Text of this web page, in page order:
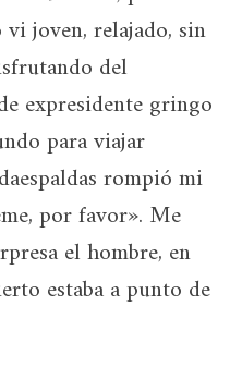
joven, relajado, sin
del
expresidente gringo
para viajar
rompió mi
por favor». Me
el hombre, en
estaba a punto de